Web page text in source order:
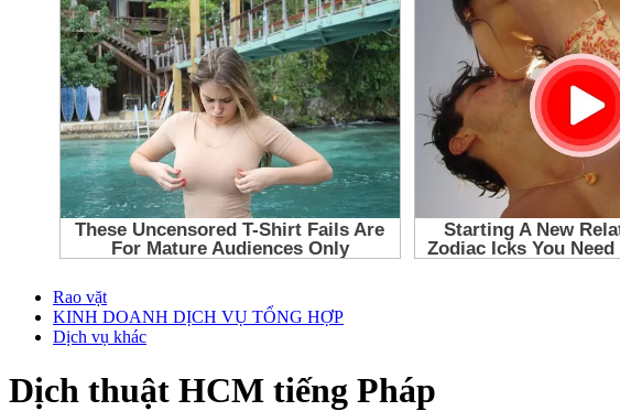
Rao vặt
KINH DOANH DỊCH VỤ TỔNG HỢP
Dịch vụ khác
Dịch thuật HCM tiếng Pháp